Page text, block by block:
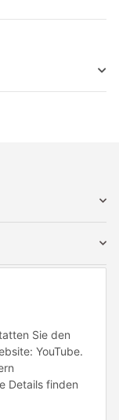
Sie den
YouTube.
Details finden